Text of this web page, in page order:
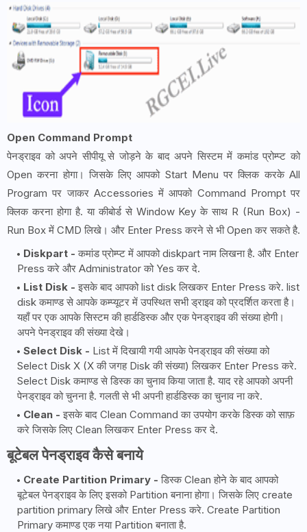
Open Command Prompt
पेनड्राइव को अपने सीपीयू से जोड़ने के बाद अपने सिस्टम में कमांड प्रोम्प्ट को
Open करना होगा। जिसके लिए आपको Start Menu पर क्लिक करके All
Program पर जाकर Accessories में आपको Command Prompt पर
क्लिक करना होगा है. या कीबोर्ड से Window Key के साथ R (Run Box) -
Run Box में CMD लिखे। और Enter Press करने से भी Open कर सकते है.
Diskpart -कमांड प्रोम्प्ट में आपको diskpart नाम लिखना है. और Enter
Press करे और Administrator को Yes कर दे.
List Disk -इसके बाद आपको list disk लिखकर Enter Press करे. list
disk कमाण्ड से आपके कम्प्यूटर में उपस्थित सभी ड्राइव को प्रदर्शित करता है।
यहाँ पर एक आपके सिस्टम की हार्डडिस्क और एक पेनड्राइव की संख्या होगी।
अपने पेनड्राइव की संख्या देखे।
Select Disk - List में दिखायी गयी आपके पेनड्राइव की संख्या को
Select Disk X (X की जगह Disk की संख्या) लिखकर Enter Press करे.
Select Disk कमाण्ड से डिस्क का चुनाव किया जाता है. याद रहे आपको अपनी
पेनड्राइव को चुनना है. गलती से भी अपनी हार्डडिस्क का चुनाव ना करे.
Clean - इसके बाद Clean Command का उपयोग करके डिस्क को साफ़
करे जिसके लिए Clean लिखकर Enter Press कर दे.
बूटेबल पेनड्राइव कैसे बनाये
Create Partition Primary -डिस्क Clean होने के बाद आपको
बूटेबल पेनड्राइव के लिए इसको Partition बनाना होगा। जिसके लिए create
partition primary लिखे और Enter Press करे. Create Partition
Primary कमाण्ड एक नया Partition बनाता है.